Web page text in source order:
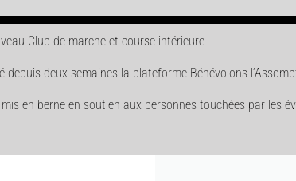
Club de marche et course intérieure.
depuis deux semaines la plateforme Bénévolons
en berne en soutien aux personnes touchées par les